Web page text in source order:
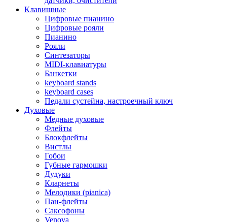
Клавишные
Цифровые пианино
Цифровые рояли
Пианино
Рояли
Синтезаторы
MIDI-клавиатуры
Банкетки
keyboard stands
keyboard cases
Педали сустейна, настроечный ключ
Духовые
Медные духовые
Флейты
Блокфлейты
Вистлы
Гобои
Губные гармошки
Дудуки
Кларнеты
Мелодики (pianica)
Пан-флейты
Саксофоны
Venova